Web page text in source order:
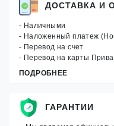
ДОСТАВКА И
- Наличными
- Наложенный платеж
- Перевод на счет
- Перевод на карты
ПОДРОБНЕЕ
ГАРАНТИИ